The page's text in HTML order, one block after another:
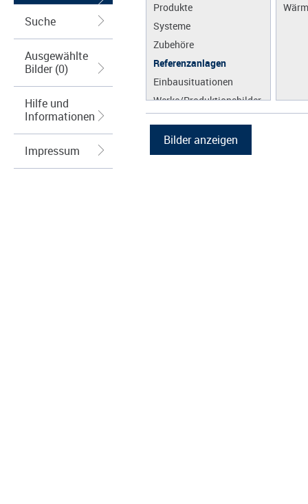
Suche
Ausgewählte
Bilder (0)
Hilfe und
Informationen
Impressum
Produkte
Systeme
Zubehöre
Referenzanlagen
Einbausituationen
Werke/Produktionsbilder
Grafiken